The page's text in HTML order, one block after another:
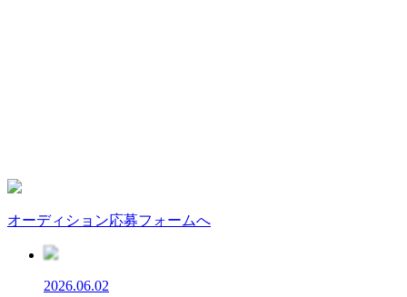
オーディション応募フォームへ
2026.06.02